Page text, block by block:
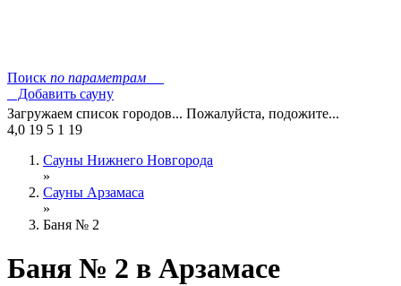
Поиск по параметрам
Добавить сауну
Загружаем список городов... Пожалуйста, подожите...
4,0 19 5 1 19
Сауны Нижнего Новгорода
»
Сауны Арзамаса
»
Баня № 2
Баня № 2 в Арзамасе